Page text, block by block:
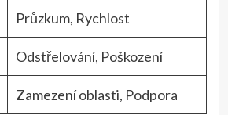
Průzkum, Rychlost
Odstřelování, Poškození
Zamezení oblasti, Podpora